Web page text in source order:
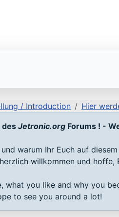
tune
/ Introduction Hier
des Jetronic.org Forums ! -
warum Ihr Euch auf
willkommen und hoffe,
what you like and why you
to see you around a lot!